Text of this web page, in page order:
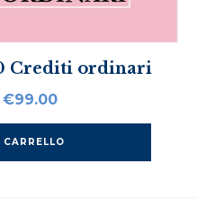
Crediti ordinari
Il
originale
era:
€99.00Il
attuale
è: